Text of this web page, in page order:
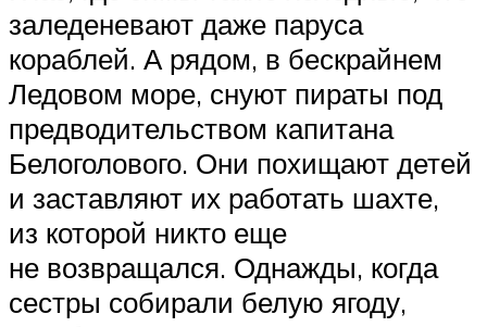
заледеневают даже паруса
кораблей. А рядом, в бескрайнем
Ледовом море, снуют пираты под
предводительством капитана
Белоголового. Они похищают детей
и заставляют их работать шахте,
из которой никто еще
не возвращался. Однажды, когда
сестры собирали белую ягоду,